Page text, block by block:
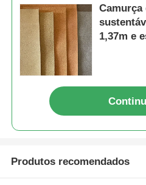
1,37m e
Produtos recomendados